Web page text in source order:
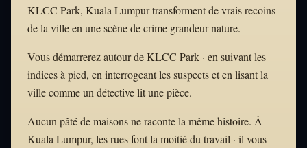
KLCC Park, Kuala Lumpur transforment de vrais recoins
de la ville en une scène de crime grandeur nature.
Vous démarrerez autour de KLCC Park · en suivant les
indices à pied, en interrogeant les suspects et en lisant la
ville comme un détective lit une pièce.
Aucun pâté de maisons ne raconte la même histoire. À
Kuala Lumpur, les rues font la moitié du travail · il vous